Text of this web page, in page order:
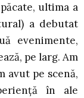
ultima a
a debutat
evenimente,
pe larg. Am
avut pe scenă,
în ale